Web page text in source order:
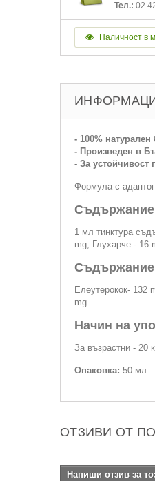
Тел.: 02
Наличност в
- 100%
- Произведен в
- За устойчивост
Формула с
1 мл тинктура
mg, Глухарче - 16
Съдържание
Елеутерокок- 132
mg
Начин на
За възрастни - 20
Опаковка: 50 мл.
ОТЗИВИ ОТ
Напиши отзив за